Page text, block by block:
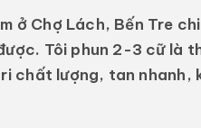
ở Chợ Lách, Bến Tre
Tôi phun 2-3 cữ là
chất lượng, tan nhanh,